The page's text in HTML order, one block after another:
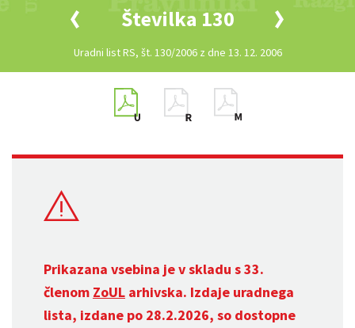
Številka 130
Uradni list RS, št. 130/2006 z dne 13. 12. 2006
Prikazana vsebina je v skladu s 33.
členom ZoUL arhivska. Izdaje uradnega
lista, izdane po 28.2.2026, so dostopne